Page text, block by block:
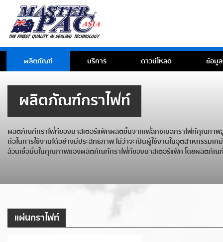
ผลิตภัณฑ์ บริการ ดาวน์โหลด ข้อมู
ผลิตภัณฑ์กราไฟท์
ผลิตภัณฑ์กราไฟท์ของมาสเตอร์แพ็คผลิตขึ้นจากเฟล็กซิเบิลกราไฟท์คุณภาพ
ถือในการใช้งานได้อย่างมีประสิทธิภาพไม่ว่าจะเป็นผู้ใช้งานในอุตสาหกรรมเ
ล้วนเชื่อมั่นในคุณภาพของผลิตภัณฑ์กราไฟท์ของมาสเตอร์แพ็คโดยผลิตภัณฑ์
แผ่นกราไฟท์